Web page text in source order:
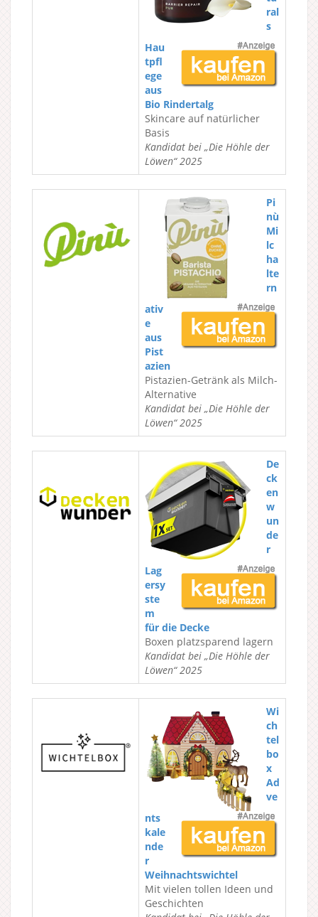
ral
s
Hau
tpfl
ege
aus
Bio Rindertalg
Skincare auf natürlicher
Basis
Kandidat bei „Die Höhle der
Löwen“ 2025
Pi
nù
Mi
lc
ha
lte
rn
ativ
e
aus
Pist
azien
Pistazien-Getränk als Milch-
Alternative
Kandidat bei „Die Höhle der
Löwen“ 2025
De
ck
en
w
un
de
r
Lag
ersy
ste
m
für die Decke
Boxen platzsparend lagern
Kandidat bei „Die Höhle der
Löwen“ 2025
Wi
ch
tel
bo
x
Ad
ve
nts
kale
nde
r
Weihnachtswichtel
Mit vielen tollen Ideen und
Geschichten